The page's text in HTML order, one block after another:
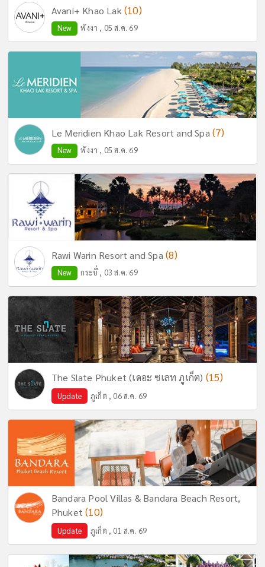
Avani+ Khao Lak (10)
New พังงา , 05 ส.ค. 69
Le Meridien Khao Lak Resort and Spa (7)
New พังงา , 05 ส.ค. 69
Rawi Warin Resort and Spa (8)
New กระบี่ , 03 ส.ค. 69
The Slate Phuket (เดอะ ซเลท ภูเก็ต) (15)
Update ภูเก็ต , 06 ส.ค. 69
Bandara Pool Villas & Bandara Beach Resort,
Phuket(10)
Update ภูเก็ต , 01 ส.ค. 69